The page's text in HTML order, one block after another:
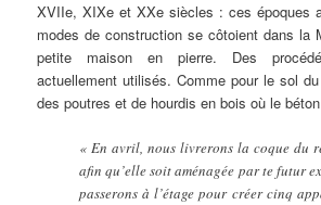
XVIIe, XIXe et XXe siècles : ces époques
modes de construction se côtoient dans la
petite maison en pierre. Des
actuellement utilisés. Comme pour le sol
des poutres et de hourdis en bois où le
« En avril, nous livrerons la coque du
afin qu’elle soit aménagée par te futur
passerons à l’étage pour créer cinq